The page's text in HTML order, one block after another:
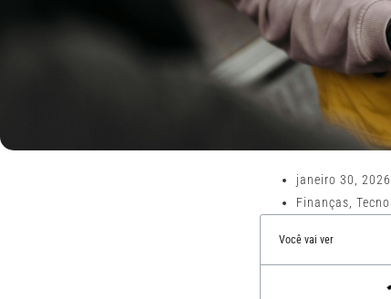
janeiro 30, 2026
Finanças,
Você vai ver